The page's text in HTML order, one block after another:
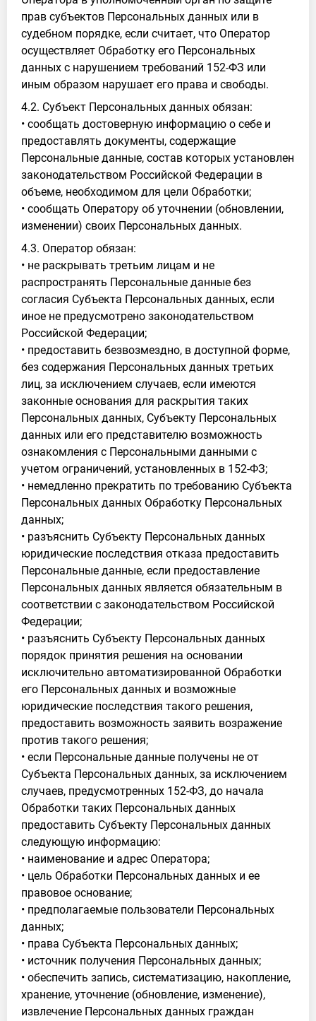
прав субъектов Персональных данных или в
судебном порядке, если считает, что Оператор
осуществляет Обработку его Персональных
данных с нарушением требований 152-ФЗ или
иным образом нарушает его права и свободы.
4.2. Субъект Персональных данных обязан:
• сообщать достоверную информацию о себе и
предоставлять документы, содержащие
Персональные данные, состав которых установлен
законодательством Российской Федерации в
объеме, необходимом для цели Обработки;
• сообщать Оператору об уточнении (обновлении,
изменении) своих Персональных данных.
4.3. Оператор обязан:
• не раскрывать третьим лицам и не
распространять Персональные данные без
согласия Субъекта Персональных данных, если
иное не предусмотрено законодательством
Российской Федерации;
• предоставить безвозмездно, в доступной форме,
без содержания Персональных данных третьих
лиц, за исключением случаев, если имеются
законные основания для раскрытия таких
Персональных данных, Субъекту Персональных
данных или его представителю возможность
ознакомления с Персональными данными с
учетом ограничений, установленных в 152-ФЗ;
• немедленно прекратить по требованию Субъекта
Персональных данных Обработку Персональных
данных;
• разъяснить Субъекту Персональных данных
юридические последствия отказа предоставить
Персональные данные, если предоставление
Персональных данных является обязательным в
соответствии с законодательством Российской
Федерации;
• разъяснить Субъекту Персональных данных
порядок принятия решения на основании
исключительно автоматизированной Обработки
его Персональных данных и возможные
юридические последствия такого решения,
предоставить возможность заявить возражение
против такого решения;
• если Персональные данные получены не от
Субъекта Персональных данных, за исключением
случаев, предусмотренных 152-ФЗ, до начала
Обработки таких Персональных данных
предоставить Субъекту Персональных данных
следующую информацию:
• наименование и адрес Оператора;
• цель Обработки Персональных данных и ее
правовое основание;
• предполагаемые пользователи Персональных
данных;
• права Субъекта Персональных данных;
• источник получения Персональных данных;
• обеспечить запись, систематизацию, накопление,
хранение, уточнение (обновление, изменение),
извлечение Персональных данных граждан